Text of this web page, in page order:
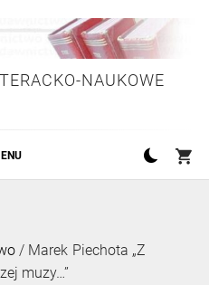
NAUKOWE
/ Marek Piechota „Z
muzy…”